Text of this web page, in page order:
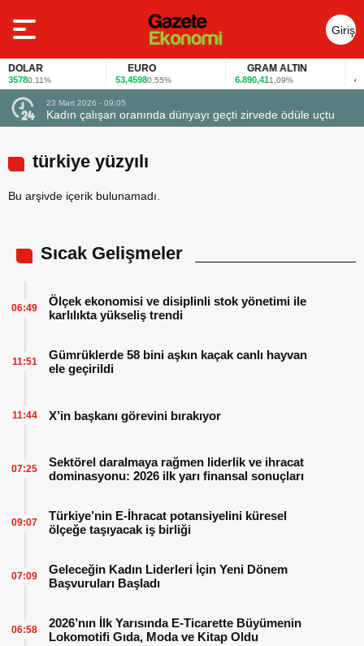
Giriş
Yap
0,11%
EURO
53,45980,55%
GRAM ALTIN
6.890,411,09%
23 Mart 2026 - 09:05
Kadın çalışan oranında dünyayı geçti zirvede ödüle uçtu
türkiye yüzyılı
Bu arşivde içerik bulunamadı.
Sıcak Gelişmeler
Ölçek ekonomisi ve disiplinli stok yönetimi ile
karlılıkta yükseliş trendi
06:49
Gümrüklerde 58 bini aşkın kaçak canlı hayvan
ele geçirildi
11:51
X’in başkanı görevini bırakıyor
11:44
Sektörel daralmaya rağmen liderlik ve ihracat
dominasyonu: 2026 ilk yarı finansal sonuçları
07:25
Türkiye’nin E-İhracat potansiyelini küresel
ölçeğe taşıyacak iş birliği
09:07
Geleceğin Kadın Liderleri İçin Yeni Dönem
Başvuruları Başladı
07:09
2026’nın İlk Yarısında E-Ticarette Büyümenin
Lokomotifi Gıda, Moda ve Kitap Oldu
06:58